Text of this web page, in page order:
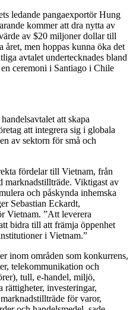
ledande pangaexportör Hung
kommer att dra nytta av
av $20 miljoner dollar till
året, men hoppas kunna öka det
avtalet undertecknades bland
ceremoni i Santiago i Chile
att skapa
att integrera sig i globala
av sektorn för små och
fördelar till Vietnam, från
marknadstillträde. Viktigast av
och påskynda inhemska
Sebastian Eckardt,
Vietnam. ”Att leverera
bidra till att främja öppenhet
i Vietnam.”
inom områden som konkurrens,
telekommunikation och
tull, e-handel, miljö,
investeringar,
för varor,